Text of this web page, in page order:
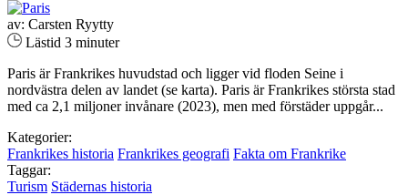
av: Carsten Ryytty
Lästid 3 minuter
Paris är Frankrikes huvudstad och ligger vid floden Seine i
nordvästra delen av landet (se karta). Paris är Frankrikes största stad
med ca 2,1 miljoner invånare (2023), men med förstäder uppgår...
Kategorier:
Frankrikes historia Frankrikes geografi Fakta om Frankrike
Taggar:
Turism Städernas historia